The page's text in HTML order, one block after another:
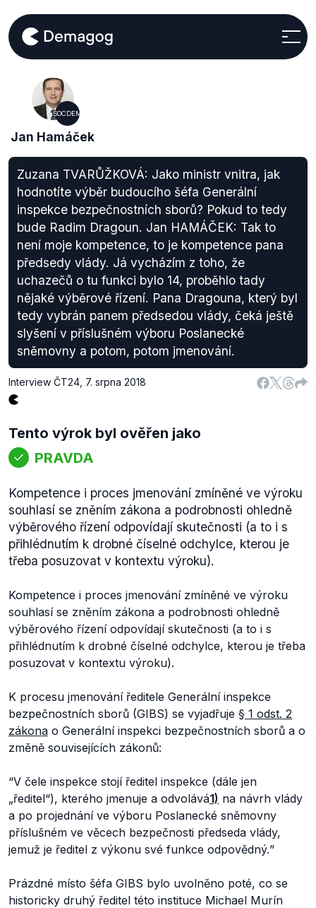
SOCDEM
Jan Hamáček
Zuzana TVARŮŽKOVÁ: Jako ministr vnitra, jak
hodnotíte výběr budoucího šéfa Generální
inspekce bezpečnostních sborů? Pokud to tedy
bude Radim Dragoun. Jan HAMÁČEK: Tak to
není moje kompetence, to je kompetence pana
předsedy vlády. Já vycházím z toho, že
uchazečů o tu funkci bylo 14, proběhlo tady
nějaké výběrové řízení. Pana Dragouna, který byl
tedy vybrán panem předsedou vlády, čeká ještě
slyšení v příslušném výboru Poslanecké
sněmovny a potom, potom jmenování.
Interview ČT24 7. srpna 2018
Tento výrok byl ověřen jako
PRAVDA
Kompetence i proces jmenování zmíněné ve výroku
souhlasí se zněním zákona a podrobnosti ohledně
výběrového řízení odpovídají skutečnosti (a to i s
přihlédnutím k drobné číselné odchylce, kterou je
třeba posuzovat v kontextu výroku).
Kompetence i proces jmenování zmíněné ve výroku
souhlasí se zněním zákona a podrobnosti ohledně
výběrového řízení odpovídají skutečnosti (a to i s
přihlédnutím k drobné číselné odchylce, kterou je třeba
posuzovat v kontextu výroku).
K procesu jmenování ředitele Generální inspekce
bezpečnostních sborů (GIBS) se vyjadřuje § 1 odst. 2
zákona o Generální inspekci bezpečnostních sborů a o
změně souvisejících zákonů:
“V čele inspekce stojí ředitel inspekce (dále jen
„ředitel“), kterého jmenuje a odvolává1) na návrh vlády
a po projednání ve výboru Poslanecké sněmovny
příslušném ve věcech bezpečnosti předseda vlády,
jemuž je ředitel z výkonu své funkce odpovědný.”
Prázdné místo šéfa GIBS bylo uvolněno poté, co se
historicky druhý ředitel této instituce Michael Murín